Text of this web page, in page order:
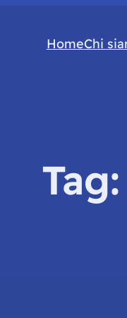
HomeChi
Tag: